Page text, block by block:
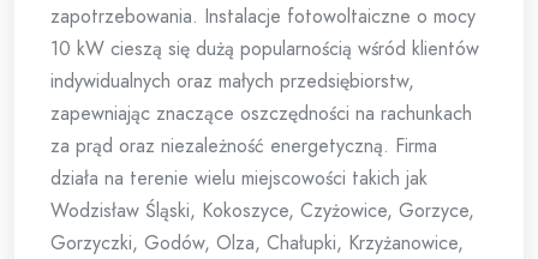
zapotrzebowania. Instalacje fotowoltaiczne o mocy
10 kW cieszą się dużą popularnością wśród klientów
indywidualnych oraz małych przedsiębiorstw,
zapewniając znaczące oszczędności na rachunkach
za prąd oraz niezależność energetyczną. Firma
działa na terenie wielu miejscowości takich jak
Wodzisław Śląski, Kokoszyce, Czyżowice, Gorzyce,
Gorzyczki, Godów, Olza, Chałupki, Krzyżanowice,